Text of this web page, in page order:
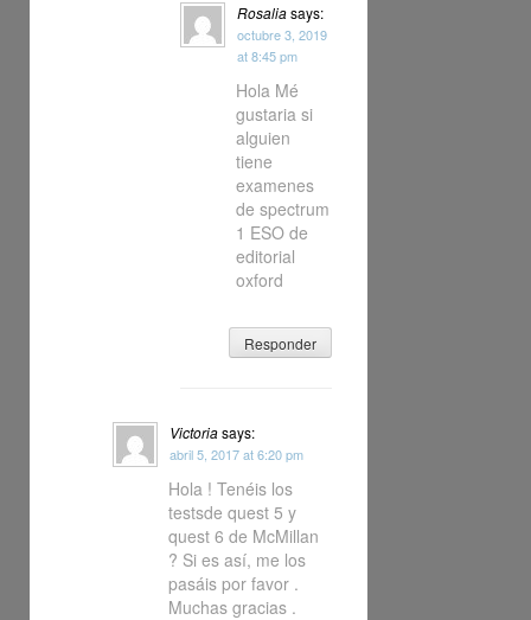
Rosaliasays:
octubre 3, 2019
at 8:45 pm
Hola Mé
gustaria si
alguien
tiene
examenes
de spectrum
1 ESO de
editorial
oxford
Responder
Victoriasays:
abril 5, 2017 at 6:20 pm
Hola ! Tenéis los
testsde quest 5 y
quest 6 de McMillan
? Si es así, me los
pasáis por favor .
Muchas gracias .